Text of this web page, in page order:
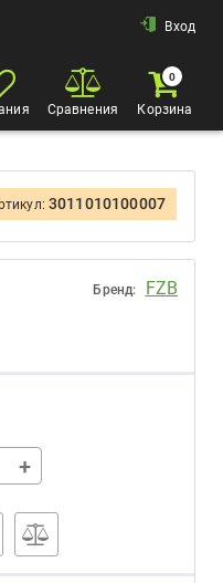
Вход
Сравнения
0
Корзина
3011010100007
Бренд: FZB
+